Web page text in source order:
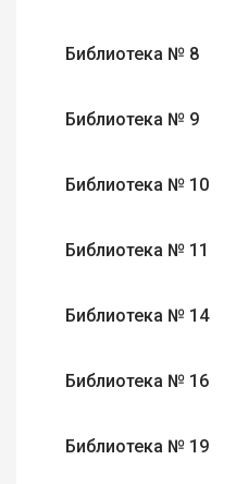
Библиотека № 8
Библиотека № 9
Библиотека № 10
Библиотека № 11
Библиотека № 14
Библиотека № 16
Библиотека № 19